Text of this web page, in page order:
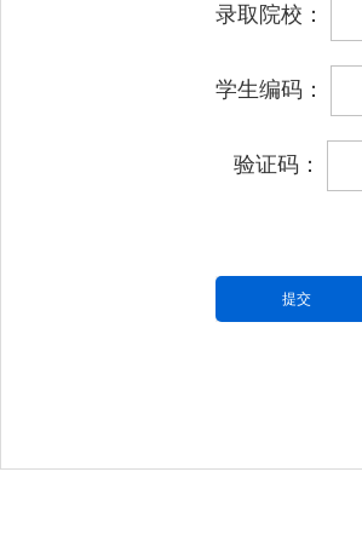
录取院校：
学生编码：
验证码：
提交